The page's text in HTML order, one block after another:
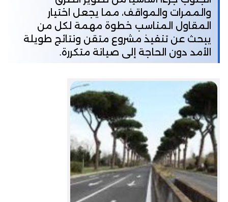
والممرات والمواقف، مما يجعل اختيار
المقاول المناسب خطوة مهمة لكل من
يبحث عن تنفيذ مشروع متقن ونتائج طويلة
الأمد دون الحاجة إلى صيانة متكررة.